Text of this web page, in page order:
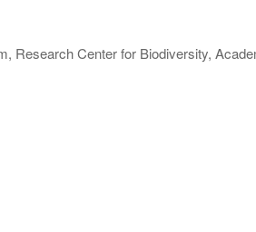
Research Center for Biodiversity,